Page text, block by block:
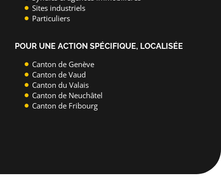
Sites industriels
Particuliers
POUR UNE ACTION SPÉCIFIQUE, LOCALISÉE
Canton de Genève
Canton de Vaud
Canton du Valais
Canton de Neuchâtel
Canton de Fribourg